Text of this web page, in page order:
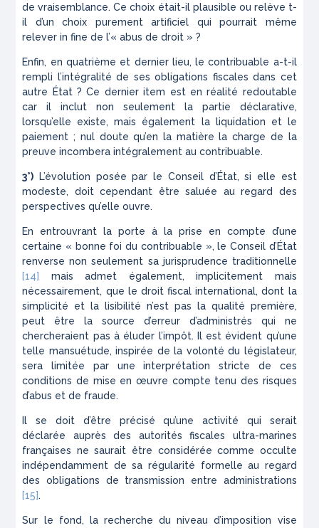
de vraisemblance. Ce choix était-il plausible ou relève t-
il d’un choix purement artificiel qui pourrait même
releverin fine de l’« abus de droit » ?
Enfin, en quatrième et dernier lieu, le contribuable a-t-il
rempli l’intégralité de ses obligations fiscales dans cet
autre État ? Ce dernier item est en réalité redoutable
car il inclut non seulement la partie déclarative,
lorsqu’elle existe, mais également la liquidation et le
paiement ; nul doute qu’en la matière la charge de la
preuve incombera intégralement au contribuable.
3°) L’évolution posée par le Conseil d’État, si elle est
modeste, doit cependant être saluée au regard des
perspectives qu’elle ouvre.
En entrouvrant la porte à la prise en compte d’une
certaine « bonne foi du contribuable », le Conseil d’État
renverse non seulement sa jurisprudence traditionnelle
[14] mais admet également, implicitement mais
nécessairement, que le droit fiscal international, dont la
simplicité et la lisibilité n’est pas la qualité première,
peut être la source d’erreur d’administrés qui ne
chercheraient pas à éluder l’impôt. Il est évident qu’une
telle mansuétude, inspirée de la volonté du législateur,
sera limitée par une interprétation stricte de ces
conditions de mise en œuvre compte tenu des risques
d’abus et de fraude.
Il se doit d’être précisé qu’une activité qui serait
déclarée auprès des autorités fiscales ultra-marines
françaises ne saurait être considérée comme occulte
indépendamment de sa régularité formelle au regard
des obligations de transmission entre administrations
[15].
Sur le fond, la recherche du niveau d’imposition vise